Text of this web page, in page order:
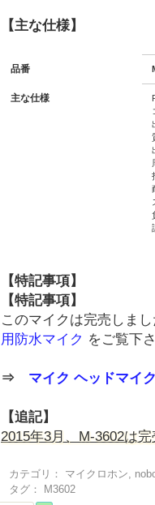
【主な仕様】
品番
主な仕様
【特記事項】
【特記事項】
このマイクは完売しま
用防水マイク をご覧下
⇒ マイク ヘッドマイ
【追記】
2015年3月、M-3602は
カテゴリ： マイクロホン
タグ：
M3602